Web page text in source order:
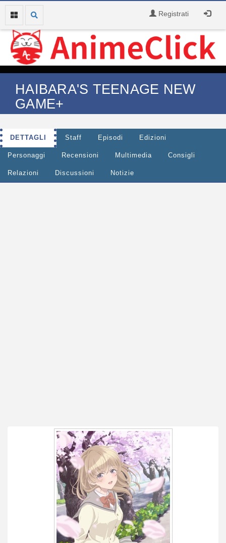
Registrati
HAIBARA'S TEENAGE NEW
GAME+
DETTAGLI Staff Episodi Edizioni
Personaggi Recensioni Multimedia Consigli
Relazioni Discussioni Notizie